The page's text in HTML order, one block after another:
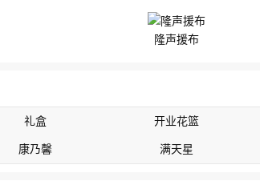
隆声援布
礼盒 开业花篮
康乃馨 满天星